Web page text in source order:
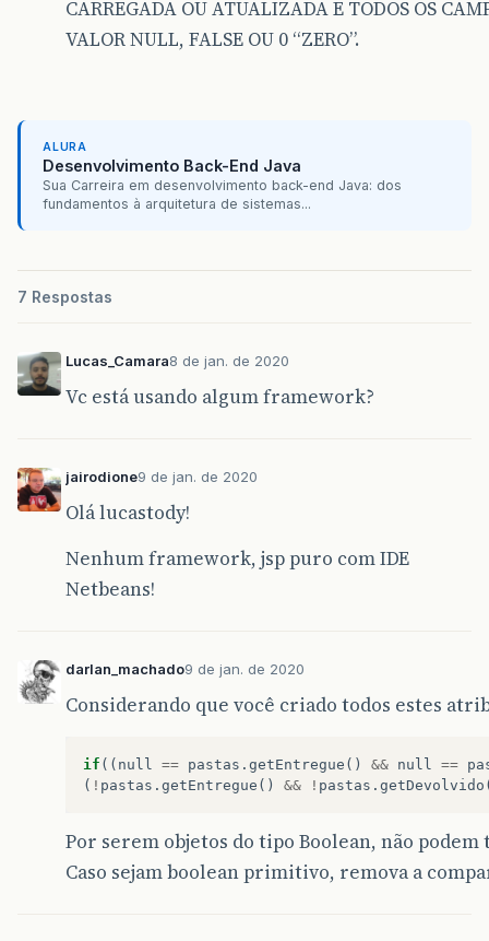
CARREGADA OU ATUALIZADA E TODOS OS
VALOR NULL, FALSE OU 0 “ZERO”.
ALURA
Desenvolvimento Back-End Java
Sua Carreira em desenvolvimento back-end Java: dos
fundamentos à arquitetura de sistemas...
7 Respostas
Lucas_Camara8 de jan. de 2020
Vc está usando algum framework?
jairodione9 de jan. de 2020
Olá lucastody!
Nenhum framework, jsp puro com IDE
Netbeans!
darlan_machado9 de jan. de 2020
Considerando que você criado todos estes
if (( null == pastas . getEntregue () && null ==
( ! pastas . getEntregue () && ! pastas . getDevolvido
Por serem objetos do tipo Boolean, não
Caso sejam boolean primitivo, remova a